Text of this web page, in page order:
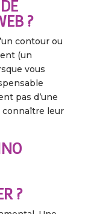
?
contour ou
(un
vous
pas d’une
connaître leur
?